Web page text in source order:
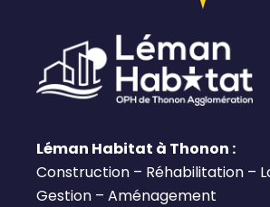
Léman Habitat à Thonon :
Construction – Réhabilitation –
Gestion – Aménagement